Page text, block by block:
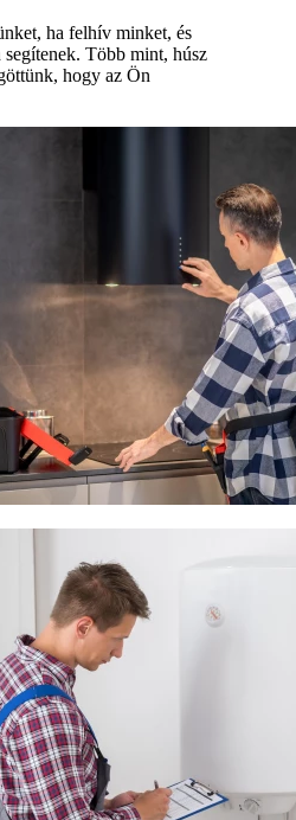
ha felhív minket, és
segítenek. Több mint, húsz
hogy az Ön